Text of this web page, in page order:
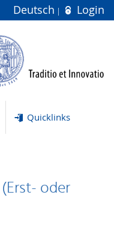
Deutsch Login
Quicklinks
oder